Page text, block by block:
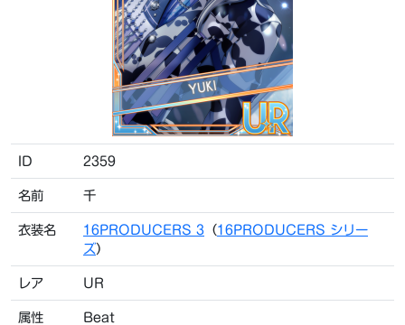
ID 2359
名前 千
衣装名 16PRODUCERS 3 （16PRODUCERS シリー
ズ）
レア UR
属性 Beat